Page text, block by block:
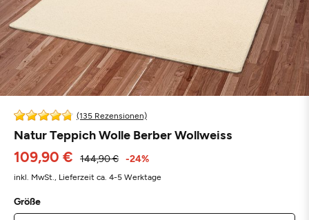
(135 Rezensionen)
Natur Teppich Wolle Berber Wollweiss
109,90 € 144,90 € -24%
inkl. MwSt., Lieferzeit ca. 4-5 Werktage
Größe